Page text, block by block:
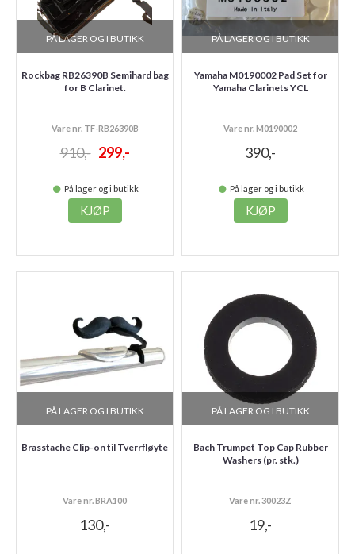
PÅ LAGER OG I BUTIKK
Rockbag RB26390B Semihard bag
for B Clarinet.
Vare nr. TF-RB26390B
910,- 299,-
På lager og i butikk
KJØP
PÅ LAGER OG I BUTIKK
Yamaha M0190002 Pad Set for
Yamaha Clarinets YCL
Vare nr. M0190002
390,-
På lager og i butikk
KJØP
PÅ LAGER OG I BUTIKK
Brasstache Clip-on til Tverrfløyte
Vare nr. BRA100
130,-
PÅ LAGER OG I BUTIKK
Bach Trumpet Top Cap Rubber
Washers (pr. stk.)
Vare nr. 30023Z
19,-